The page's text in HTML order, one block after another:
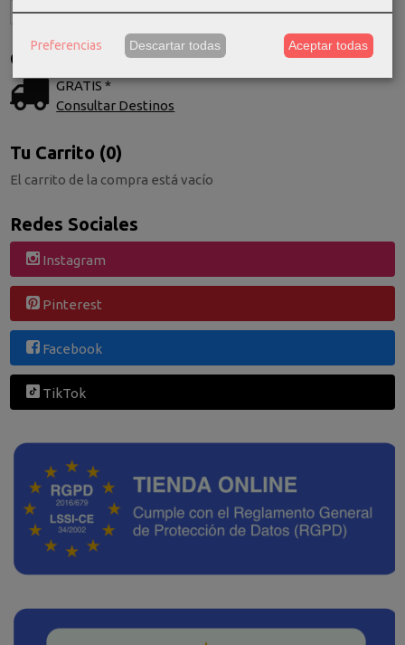
Costes de Envío
GRATIS *
Consultar Destinos
Tu Carrito (0)
El carrito de la compra está vacío
Redes Sociales
Instagram
Pinterest
Facebook
TikTok
Preferencias Descartar todas Aceptar todas